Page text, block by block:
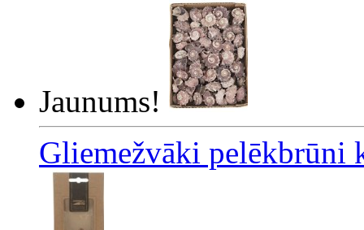
Jaunums!
Gliemežvāki pelēkbrūni